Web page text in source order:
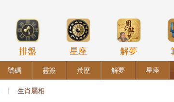
排盤 星座 解夢
號碼 靈簽 黃歷 解夢 星座
生肖屬相